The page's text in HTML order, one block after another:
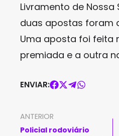
Livramento de Nossa
duas apostas foram
Uma aposta foi feita
premiada e a outra
ENVIAR:
ANTERIOR
Policial rodoviário